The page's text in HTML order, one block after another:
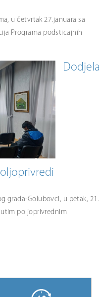
u četvrtak 27.januara sa
Programa podsticajnih
grada-Golubovci, u petak, 21.
poljoprivrednim